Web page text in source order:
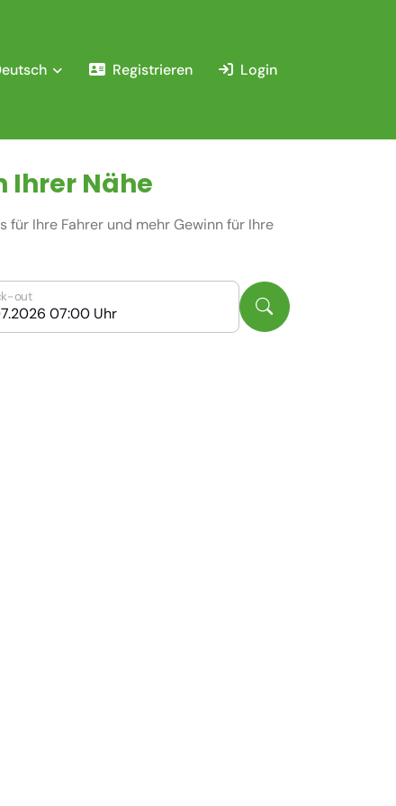
Registrieren Login
Ihrer Nähe
Ihre Fahrer und mehr Gewinn für Ihre
out